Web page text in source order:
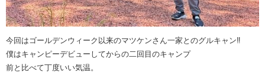
今回はゴールデンウィーク以来のマツケンさん一家とのグルキャン‼️
僕はキャンピーデビューしてからの二回目のキャンプ
前と比べて丁度いい気温。